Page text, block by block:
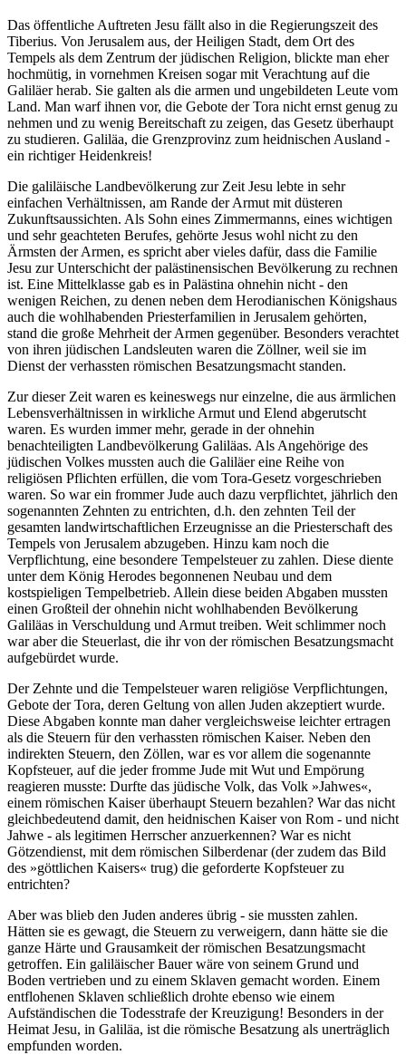
Das öffentliche Auftreten Jesu fällt also in die Regierungszeit des
Tiberius. Von Jerusalem aus, der Heiligen Stadt, dem Ort des
Tempels als dem Zentrum der jüdischen Religion, blickte man eher
hochmütig, in vornehmen Kreisen sogar mit Verachtung auf die
Galiläer herab. Sie galten als die armen und ungebildeten Leute vom
Land. Man warf ihnen vor, die Gebote der Tora nicht ernst genug zu
nehmen und zu wenig Bereitschaft zu zeigen, das Gesetz überhaupt
zu studieren. Galiläa, die Grenzprovinz zum heidnischen Ausland -
ein richtiger Heidenkreis!
Die galiläische Landbevölkerung zur Zeit Jesu lebte in sehr
einfachen Verhältnissen, am Rande der Armut mit düsteren
Zukunftsaussichten. Als Sohn eines Zimmermanns, eines wichtigen
und sehr geachteten Berufes, gehörte Jesus wohl nicht zu den
Ärmsten der Armen, es spricht aber vieles dafür, dass die Familie
Jesu zur Unterschicht der palästinensischen Bevölkerung zu rechnen
ist. Eine Mittelklasse gab es in Palästina ohnehin nicht - den
wenigen Reichen, zu denen neben dem Herodianischen Königshaus
auch die wohlhabenden Priesterfamilien in Jerusalem gehörten,
stand die große Mehrheit der Armen gegenüber. Besonders verachtet
von ihren jüdischen Landsleuten waren die Zöllner, weil sie im
Dienst der verhassten römischen Besatzungsmacht standen.
Zur dieser Zeit waren es keineswegs nur einzelne, die aus ärmlichen
Lebensverhältnissen in wirkliche Armut und Elend abgerutscht
waren. Es wurden immer mehr, gerade in der ohnehin
benachteiligten Landbevölkerung Galiläas. Als Angehörige des
jüdischen Volkes mussten auch die Galiläer eine Reihe von
religiösen Pflichten erfüllen, die vom Tora-Gesetz vorgeschrieben
waren. So war ein frommer Jude auch dazu verpflichtet, jährlich den
sogenannten Zehnten zu entrichten, d.h. den zehnten Teil der
gesamten landwirtschaftlichen Erzeugnisse an die Priesterschaft des
Tempels von Jerusalem abzugeben. Hinzu kam noch die
Verpflichtung, eine besondere Tempelsteuer zu zahlen. Diese diente
unter dem König Herodes begonnenen Neubau und dem
kostspieligen Tempelbetrieb. Allein diese beiden Abgaben mussten
einen Großteil der ohnehin nicht wohlhabenden Bevölkerung
Galiläas in Verschuldung und Armut treiben. Weit schlimmer noch
war aber die Steuerlast, die ihr von der römischen Besatzungsmacht
aufgebürdet wurde.
Der Zehnte und die Tempelsteuer waren religiöse Verpflichtungen,
Gebote der Tora, deren Geltung von allen Juden akzeptiert wurde.
Diese Abgaben konnte man daher vergleichsweise leichter ertragen
als die Steuern für den verhassten römischen Kaiser. Neben den
indirekten Steuern, den Zöllen, war es vor allem die sogenannte
Kopfsteuer, auf die jeder fromme Jude mit Wut und Empörung
reagieren musste: Durfte das jüdische Volk, das Volk »Jahwes«,
einem römischen Kaiser überhaupt Steuern bezahlen? War das nicht
gleichbedeutend damit, den heidnischen Kaiser von Rom - und nicht
Jahwe - als legitimen Herrscher anzuerkennen? War es nicht
Götzendienst, mit dem römischen Silberdenar (der zudem das Bild
des »göttlichen Kaisers« trug) die geforderte Kopfsteuer zu
entrichten?
Aber was blieb den Juden anderes übrig - sie mussten zahlen.
Hätten sie es gewagt, die Steuern zu verweigern, dann hätte sie die
ganze Härte und Grausamkeit der römischen Besatzungsmacht
getroffen. Ein galiläischer Bauer wäre von seinem Grund und
Boden vertrieben und zu einem Sklaven gemacht worden. Einem
entflohenen Sklaven schließlich drohte ebenso wie einem
Aufständischen die Todesstrafe der Kreuzigung! Besonders in der
Heimat Jesu, in Galiläa, ist die römische Besatzung als unerträglich
empfunden worden.